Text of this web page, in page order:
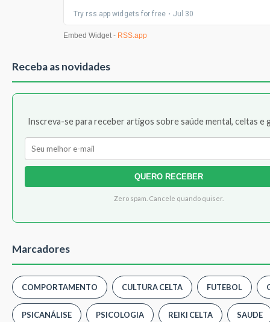
Receba as novidades
Inscreva-se para receber artigos sobre saúde mental, celtas e
QUERO RECEBER
Zero spam. Cancele quando quiser.
Marcadores
COMPORTAMENTO CULTURA CELTA FUTEBOL
PSICANÁLISE PSICOLOGIA REIKI CELTA SAUDE